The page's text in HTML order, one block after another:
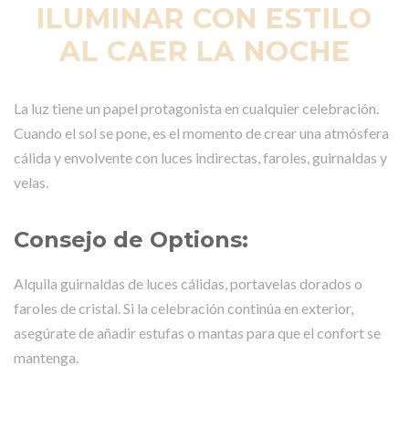
ILUMINAR CON ESTILO
AL CAER LA NOCHE
La luz tiene un papel protagonista en cualquier celebración.
Cuando el sol se pone, es el momento de crear una atmósfera
cálida y envolvente con luces indirectas, faroles, guirnaldas y
velas.
Consejo de Options:
Alquila guirnaldas de luces cálidas, portavelas dorados o
faroles de cristal. Si la celebración continúa en exterior,
asegúrate de añadir estufas o mantas para que el confort se
mantenga.